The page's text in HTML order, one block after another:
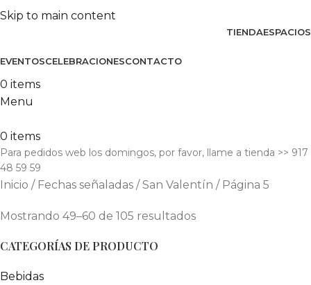
Skip to main content
TIENDAESPACIOS
EVENTOSCELEBRACIONESCONTACTO
0 items
Menu
0 items
Para pedidos web los domingos, por favor, llame a tienda​ >> 917
48 59 59
Inicio Fechas señaladas San Valentín Página 5
Mostrando 49–60 de 105 resultados
CATEGORÍAS DE PRODUCTO
Bebidas